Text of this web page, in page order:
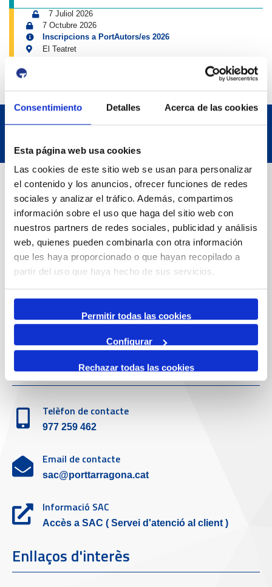
Consentimiento Detalles Acerca de las cookies
Esta página web usa cookies
Las cookies de este sitio web se usan para personalizar
el contenido y los anuncios, ofrecer funciones de redes
sociales y analizar el tráfico. Además, compartimos
información sobre el uso que haga del sitio web con
nuestros partners de redes sociales, publicidad y análisis
web, quienes pueden combinarla con otra información
que les haya proporcionado o que hayan recopilado a
partir del uso que haya hecho de sus servicios.
Permitir todas las cookies
Configurar
Rechazar todas las cookies
7 Juliol 2026
7 Octubre 2026
Inscripcions a PortAutors/es 2026
El Teatret
Dades de Contacte
Adreça
Passeig de l'Escullera s/n, 43004 Tarragona
Telèfon de contacte
977 259 400
Emergències
(+34) 900 229 900
Servei d'atenció al client
Telèfon de contacte
977 259 462
Email de contacte
sac@porttarragona.cat
Informació SAC
Accès a SAC ( Servei d'atenció al client )
Enllaços d'interès